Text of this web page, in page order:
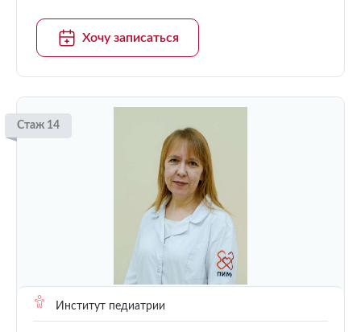
Хочу записаться
Стаж 14
Институт педиатрии